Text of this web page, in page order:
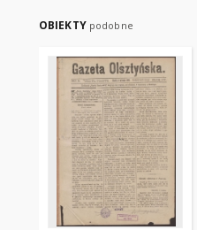
OBIEKTY podobne